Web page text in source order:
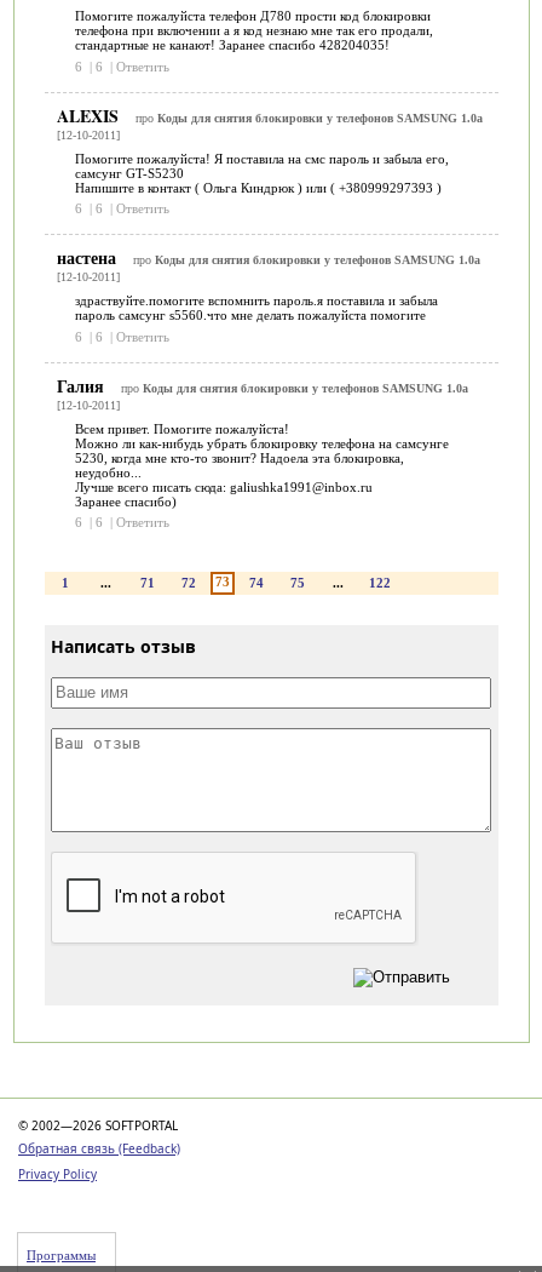
Помогите пожалуйста телефон Д780 прости код блокировки
телефона при включении а я код незнаю мне так его продали,
стандартные не канают! Заранее спасибо 428204035!
6
| 6 | Ответить
ALEXIS про Коды для снятия блокировки у телефонов SAMSUNG 1.0a
[12-10-2011]
Помогите пожалуйста! Я поставила на смс пароль и забыла его,
самсунг GT-S5230
Напишите в контакт ( Ольга Киндрюк ) или ( +380999297393 )
6
| 6 | Ответить
настена про Коды для снятия блокировки у телефонов SAMSUNG 1.0a
[12-10-2011]
здраствуйте.помогите вспомнить пароль.я поставила и забыла
пароль самсунг s5560.что мне делать пожалуйста помогите
6
| 6 | Ответить
Галия про Коды для снятия блокировки у телефонов SAMSUNG 1.0a
[12-10-2011]
Всем привет. Помогите пожалуйста!
Можно ли как-нибудь убрать блокировку телефона на самсунге
5230, когда мне кто-то звонит? Надоела эта блокировка,
неудобно...
Лучше всего писать сюда: galiushka1991@inbox.ru
Заранее спасибо)
6
| 6 | Ответить
1 ... 71 72 73 74 75 ... 122
Написать отзыв
© 2002—2026 SOFTPORTAL
Обратная связь (Feedback)
Privacy Policy
Программы